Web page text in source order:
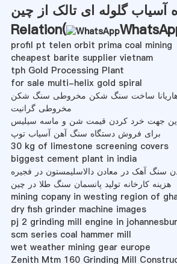
آسیاب گلوله ای تالک از چین
Relation(
profil pt telen orbit prima coal mining
cheapest barite supplier vietnam
tph Gold Processing Plant
for sale multi-helix gold spiral
ساخت سنگ شکن مخروطی سنگ شکن
مخروطی گرانیت
جهت خرد کردن قیمت شن و ماسه سیلیس
برای فروش دستگاه سنگ آهن آسیاب توپ
30 kg of limestone screening covers
biggest cement plant in india
سنگ آهک در معادن دالاسلیمستون در فجیره
هزینه کارخانه تولید پانسمان سنگ طلا در چین
mining copany in westing region of
dry fish grinder machine images
pj 2 grinding mill engine in
scm series coal hammer mill
wet weather mining gear europe
Zenith Mtm 160 Grinding Mill